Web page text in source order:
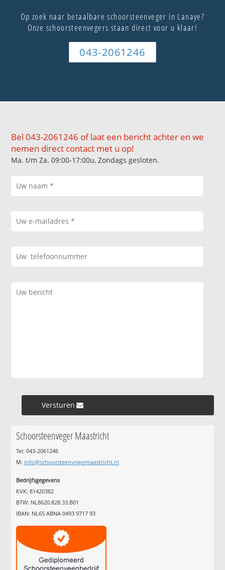
Op zoek naar betaalbare schoorsteenveger in Lanaye?
Onze schoorsteenvegers staan direct voor u klaar!
043-2061246
Bel 043-2061246 of laat een bericht achter en we
nemen direct contact met u op!
Ma. t/m Za. 09:00-17:00u, Zondags gesloten.
Versturen »
Schoorsteenveger Maastricht
Tel: 043-2061246
M: info@schoorsteenvegermaastricht.nl
Bedrijfsgegevens
KVK: 81420382
BTW: NL8620.828.33.B01
IBAN: NL65 ABNA 0493 9717 93